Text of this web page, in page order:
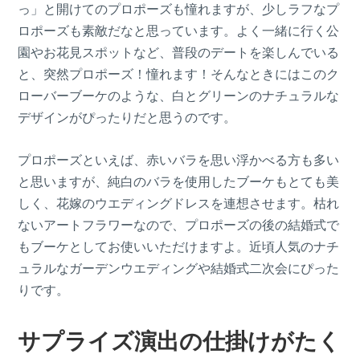
っ」と開けてのプロポーズも憧れますが、少しラフなプ
ロポーズも素敵だなと思っています。よく一緒に行く公
園やお花見スポットなど、普段のデートを楽しんでいる
と、突然プロポーズ！憧れます！そんなときにはこのク
ローバーブーケのような、白とグリーンのナチュラルな
デザインがぴったりだと思うのです。
プロポーズといえば、赤いバラを思い浮かべる方も多い
と思いますが、純白のバラを使用したブーケもとても美
しく、花嫁のウエディングドレスを連想させます。枯れ
ないアートフラワーなので、プロポーズの後の結婚式で
もブーケとしてお使いいただけますよ。近頃人気のナチ
ュラルなガーデンウエディングや結婚式二次会にぴった
りです。
サプライズ演出の仕掛けがたく